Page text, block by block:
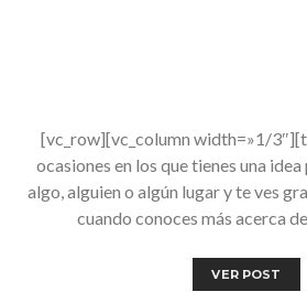
[vc_row][vc_column width=»1/
ocasiones en los que tienes una
algo, alguien o algún lugar y te ves
cuando conoces más acerca
VER POST